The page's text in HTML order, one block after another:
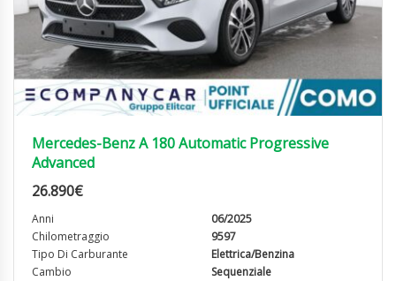
Mercedes-Benz A 180 Automatic Progressive
Advanced
26.890€
Anni
06/2025
Chilometraggio
9597
Tipo Di Carburante
Elettrica/Benzina
Cambio
Sequenziale